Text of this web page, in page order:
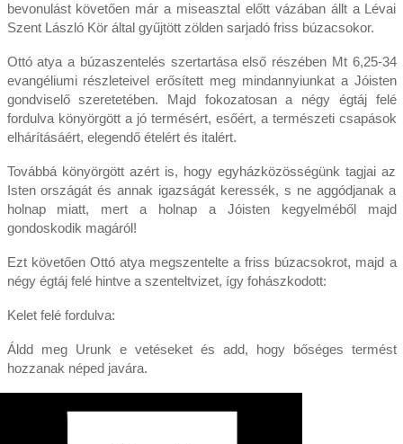
bevonulást követően már a miseasztal előtt vázában állt a Lévai
Szent László Kör által gyűjtött zölden sarjadó friss búzacsokor.
Ottó atya a búzaszentelés szertartása első részében Mt 6,25-34
evangéliumi részleteivel erősített meg mindannyiunkat a Jóisten
gondviselő szeretetében. Majd fokozatosan a négy égtáj felé
fordulva könyörgött a jó termésért, esőért, a természeti csapások
elhárításáért, elegendő ételért és italért.
Továbbá könyörgött azért is, hogy egyházközösségünk tagjai az
Isten országát és annak igazságát keressék, s ne aggódjanak a
holnap miatt, mert a holnap a Jóisten kegyelméből majd
gondoskodik magáról!
Ezt követően Ottó atya megszentelte a friss búzacsokrot, majd a
négy égtáj felé hintve a szenteltvizet, így fohászkodott:
Kelet felé fordulva:
Áldd meg Urunk e vetéseket és add, hogy bőséges termést
hozzanak néped javára.